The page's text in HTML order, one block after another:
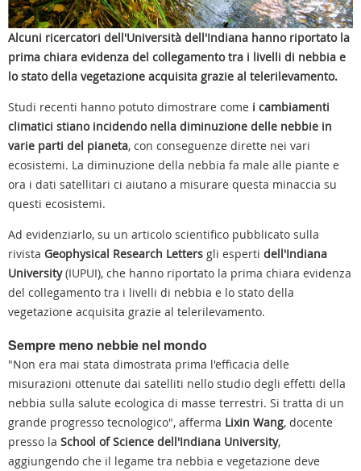
Alcuni ricercatori dell'Università dell'Indiana hanno riportato la
prima chiara evidenza del collegamento tra i livelli di nebbia e
lo stato della vegetazione acquisita grazie al telerilevamento.
Studi recenti hanno potuto dimostrare come i cambiamenti
climatici stiano incidendo nella diminuzione delle nebbie in
varie parti del pianeta, con conseguenze dirette nei vari
ecosistemi. La diminuzione della nebbia fa male alle piante e
ora i dati satellitari ci aiutano a misurare questa minaccia su
questi ecosistemi.
Ad evidenziarlo, su un articolo scientifico pubblicato sulla
rivista Geophysical Research Letters gli esperti dell'Indiana
University(IUPUI), che hanno riportato la prima chiara evidenza
del collegamento tra i livelli di nebbia e lo stato della
vegetazione acquisita grazie al telerilevamento.
Sempre meno nebbie nel mondo
"Non era mai stata dimostrata prima l'efficacia delle
misurazioni ottenute dai satelliti nello studio degli effetti della
nebbia sulla salute ecologica di masse terrestri. Si tratta di un
grande progresso tecnologico", afferma Lixin Wang, docente
presso la School of Science dell'Indiana University,
aggiungendo che il legame tra nebbia e vegetazione deve